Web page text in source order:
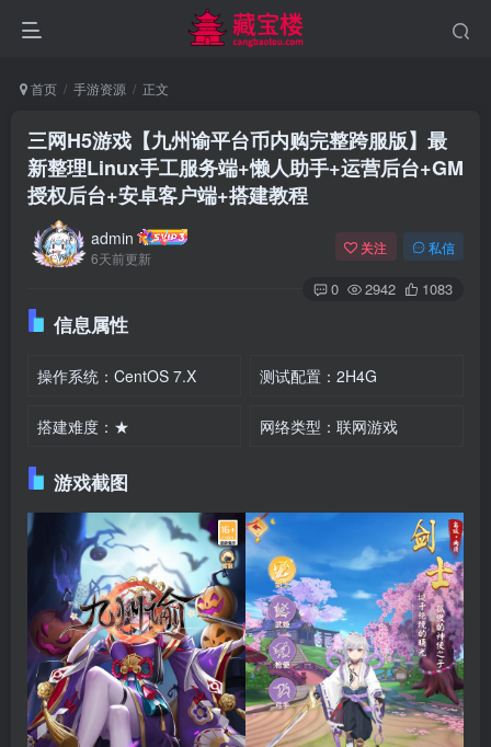
首页 手游资源 正文
三网H5游戏【九州谕平台币内购完整跨服版】最
新整理Linux手工服务端+懒人助手+运营后台+GM
授权后台+安卓客户端+搭建教程
admin
6天前更新
关注 私信
0 2942 1083
信息属性
操作系统：CentOS 7.X 测试配置：2H4G
搭建难度：★ 网络类型：联网游戏
游戏截图